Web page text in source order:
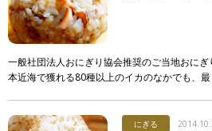
一般社団法人おにぎり協会推奨のご当地おに
本近海で獲れる80種以上のイカのなかでも、
にぎる